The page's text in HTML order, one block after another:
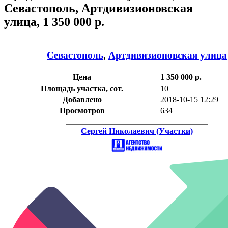
Севастополь, Артдивизионовская
улица, 1 350 000 р.
Севастополь, Артдивизионовская улица
Цена
1 350 000 р.
Площадь участка, сот.
10
Добавлено
2018-10-15 12:29
Просмотров
634
Сергей Николаевич (Участки)